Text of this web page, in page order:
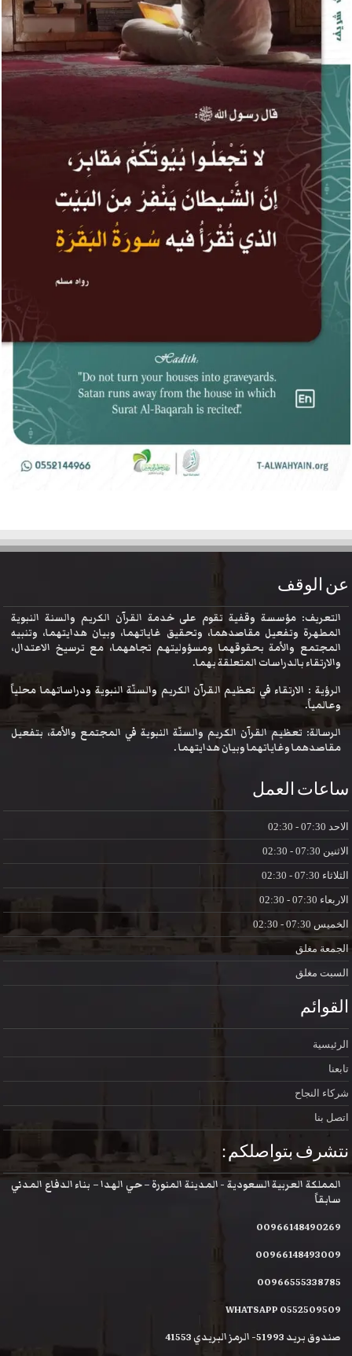
عن الوقف
التعريف: مؤسسة وقفية تقوم على خدمة القرآن الكريم والسنة النبوية
المطهرة وتفعيل مقاصدهما، وتحقيق غاياتهما، وبيان هدايتهما، وتنبيه
المجتمع والأمة بحقوقهما ومسؤوليتهم تجاههما، مع ترسيخ الاعتدال،
والارتقاء بالدراسات المتعلقة بهما.
الرؤية : الارتقاء في تعظيم القرآن الكريم والسنّة النبوية ودراساتهما محلياً
وعالمياً.
الرسالة: تعظيم القرآن الكريم والسنّة النبوية في المجتمع والأمة، بتفعيل
مقاصدهما وغاياتهما وبيان هدايتهما .
ساعات العمل
الاحد
الاثنين
الثلاثاء
الاربعاء
الخميس
الجمعة مغلق
السبت مغلق
القوائم
الرئيسية
تابعنا
شركاء النجاح
اتصل بنا
نتشرف بتواصلكم :
المملكة العربية السعودية - المدينة المنورة – حي الهدا – بناء الدفاع المدني
سابقاً
00966148490269
00966148493009
00966555338785
WHATSAPP 0552509509
صندوق بريد 51993- الرمز البريدي 41553